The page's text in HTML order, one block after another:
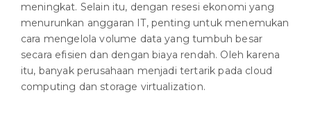
meningkat. Selain itu, dengan resesi ekonomi yang
menurunkan anggaran IT, penting untuk menemukan
cara mengelola volume data yang tumbuh besar
secara efisien dan dengan biaya rendah. Oleh karena
itu, banyak perusahaan menjadi tertarik pada cloud
computing dan storage virtualization.